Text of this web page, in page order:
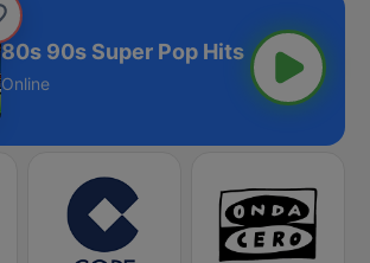
80s 90s Super Pop Hits
Online